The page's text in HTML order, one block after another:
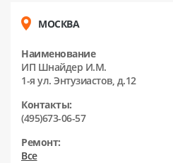
МОСКВА
Наименование
ИП Шнайдер И.М.
1-я ул. Энтузиастов, д.12
Контакты:
(495)673-06-57
Ремонт:
Все